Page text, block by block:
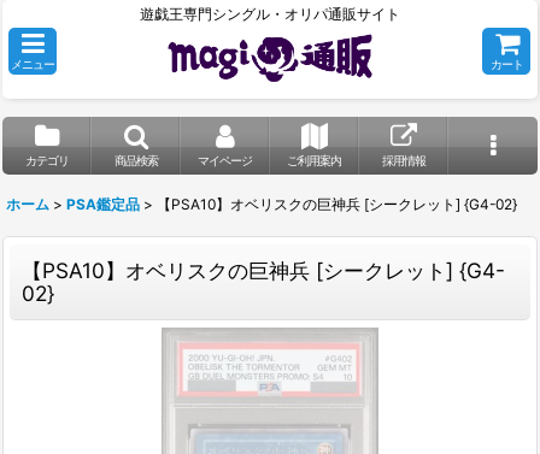
遊戯王専門シングル・オリパ通販サイト
メニュー カート
カテゴリ 商品検索 マイページ ご利用案内 採用情報
ホーム > PSA鑑定品 > 【PSA10】オベリスクの巨神兵 [シークレット] {G4-02}
【PSA10】オベリスクの巨神兵 [シークレット] {G4-
02}